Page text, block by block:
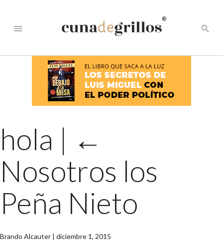
menu
®
search
hola | ←
Nosotros los
Peña Nieto
Brando Alcauter | diciembre 1, 2015